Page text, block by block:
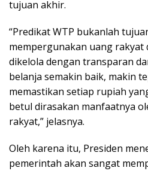
tujuan akhir.
“Predikat WTP bukanlah
mempergunakan uang rakyat
dikelola dengan transparan
belanja semakin baik, makin
memastikan setiap rupiah
betul dirasakan manfaatnya
rakyat,” jelasnya.
Oleh karena itu, Presiden
pemerintah akan sangat